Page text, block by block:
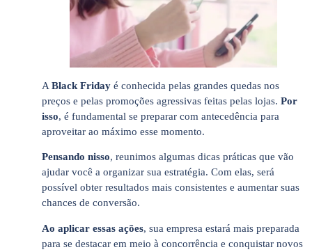
A Black Friday é conhecida pelas grandes quedas nos
preços e pelas promoções agressivas feitas pelas lojas. Por
isso, é fundamental se preparar com antecedência para
aproveitar ao máximo esse momento.
Pensando nisso, reunimos algumas dicas práticas que vão
ajudar você a organizar sua estratégia. Com elas, será
possível obter resultados mais consistentes e aumentar suas
chances de conversão.
Ao aplicar essas ações, sua empresa estará mais preparada
para se destacar em meio à concorrência e conquistar novos